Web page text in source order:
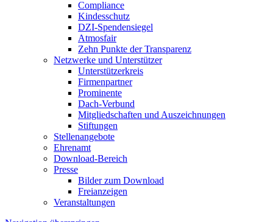
Compliance
Kindesschutz
DZI-Spendensiegel
Atmosfair
Zehn Punkte der Transparenz
Netzwerke und Unterstützer
Unterstützerkreis
Firmenpartner
Prominente
Dach-Verbund
Mitgliedschaften und Auszeichnungen
Stiftungen
Stellenangebote
Ehrenamt
Download-Bereich
Presse
Bilder zum Download
Freianzeigen
Veranstaltungen